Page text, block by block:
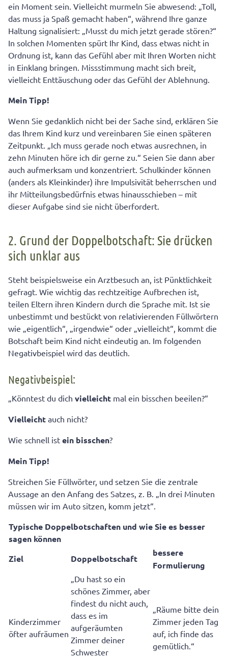
ein Moment sein. Vielleicht murmeln Sie abwesend: „Toll,
das muss ja Spaß gemacht haben“, während Ihre ganze
Haltung signalisiert: „Musst du mich jetzt gerade stören?“
In solchen Momenten spürt Ihr Kind, dass etwas nicht in
Ordnung ist, kann das Gefühl aber mit Ihren Worten nicht
in Einklang bringen. Missstimmung macht sich breit,
vielleicht Enttäuschung oder das Gefühl der Ablehnung.
Mein Tipp!
Wenn Sie gedanklich nicht bei der Sache sind, erklären Sie
das Ihrem Kind kurz und vereinbaren Sie einen späteren
Zeitpunkt. „Ich muss gerade noch etwas ausrechnen, in
zehn Minuten höre ich dir gerne zu.“ Seien Sie dann aber
auch aufmerksam und konzentriert. Schulkinder können
(anders als Kleinkinder) ihre Impulsivität beherrschen und
ihr Mitteilungsbedürfnis etwas hinausschieben – mit
dieser Aufgabe sind sie nicht überfordert.
2. Grund der Doppelbotschaft: Sie drücken
sich unklar aus
Steht beispielsweise ein Arztbesuch an, ist Pünktlichkeit
gefragt. Wie wichtig das rechtzeitige Aufbrechen ist,
teilen Eltern ihren Kindern durch die Sprache mit. Ist sie
unbestimmt und bestückt von relativierenden Füllwörtern
wie „eigentlich“, „irgendwie“ oder „vielleicht“, kommt die
Botschaft beim Kind nicht eindeutig an. Im folgenden
Negativbeispiel wird das deutlich.
Negativbeispiel:
„Könntest du dich vielleicht mal ein bisschen beeilen?“
Vielleicht auch nicht?
Wie schnell ist ein bisschen?
Mein Tipp!
Streichen Sie Füllwörter, und setzen Sie die zentrale
Aussage an den Anfang des Satzes, z. B. „In drei Minuten
müssen wir im Auto sitzen, komm jetzt“.
Typische Doppelbotschaften und wie Sie es besser
sagen können
Ziel
Doppelbotschaft
bessere
Formulierung
Kinderzimmer
öfter aufräumen
„Du hast so ein
schönes Zimmer, aber
findest du nicht auch,
dass es im
aufgeräumten
Zimmer deiner
Schwester
„Räume bitte dein
Zimmer jeden Tag
auf, ich finde das
gemütlich.“